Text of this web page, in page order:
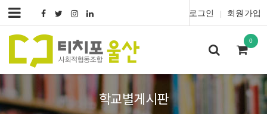
로그인 회원가입
0
학교별게시판